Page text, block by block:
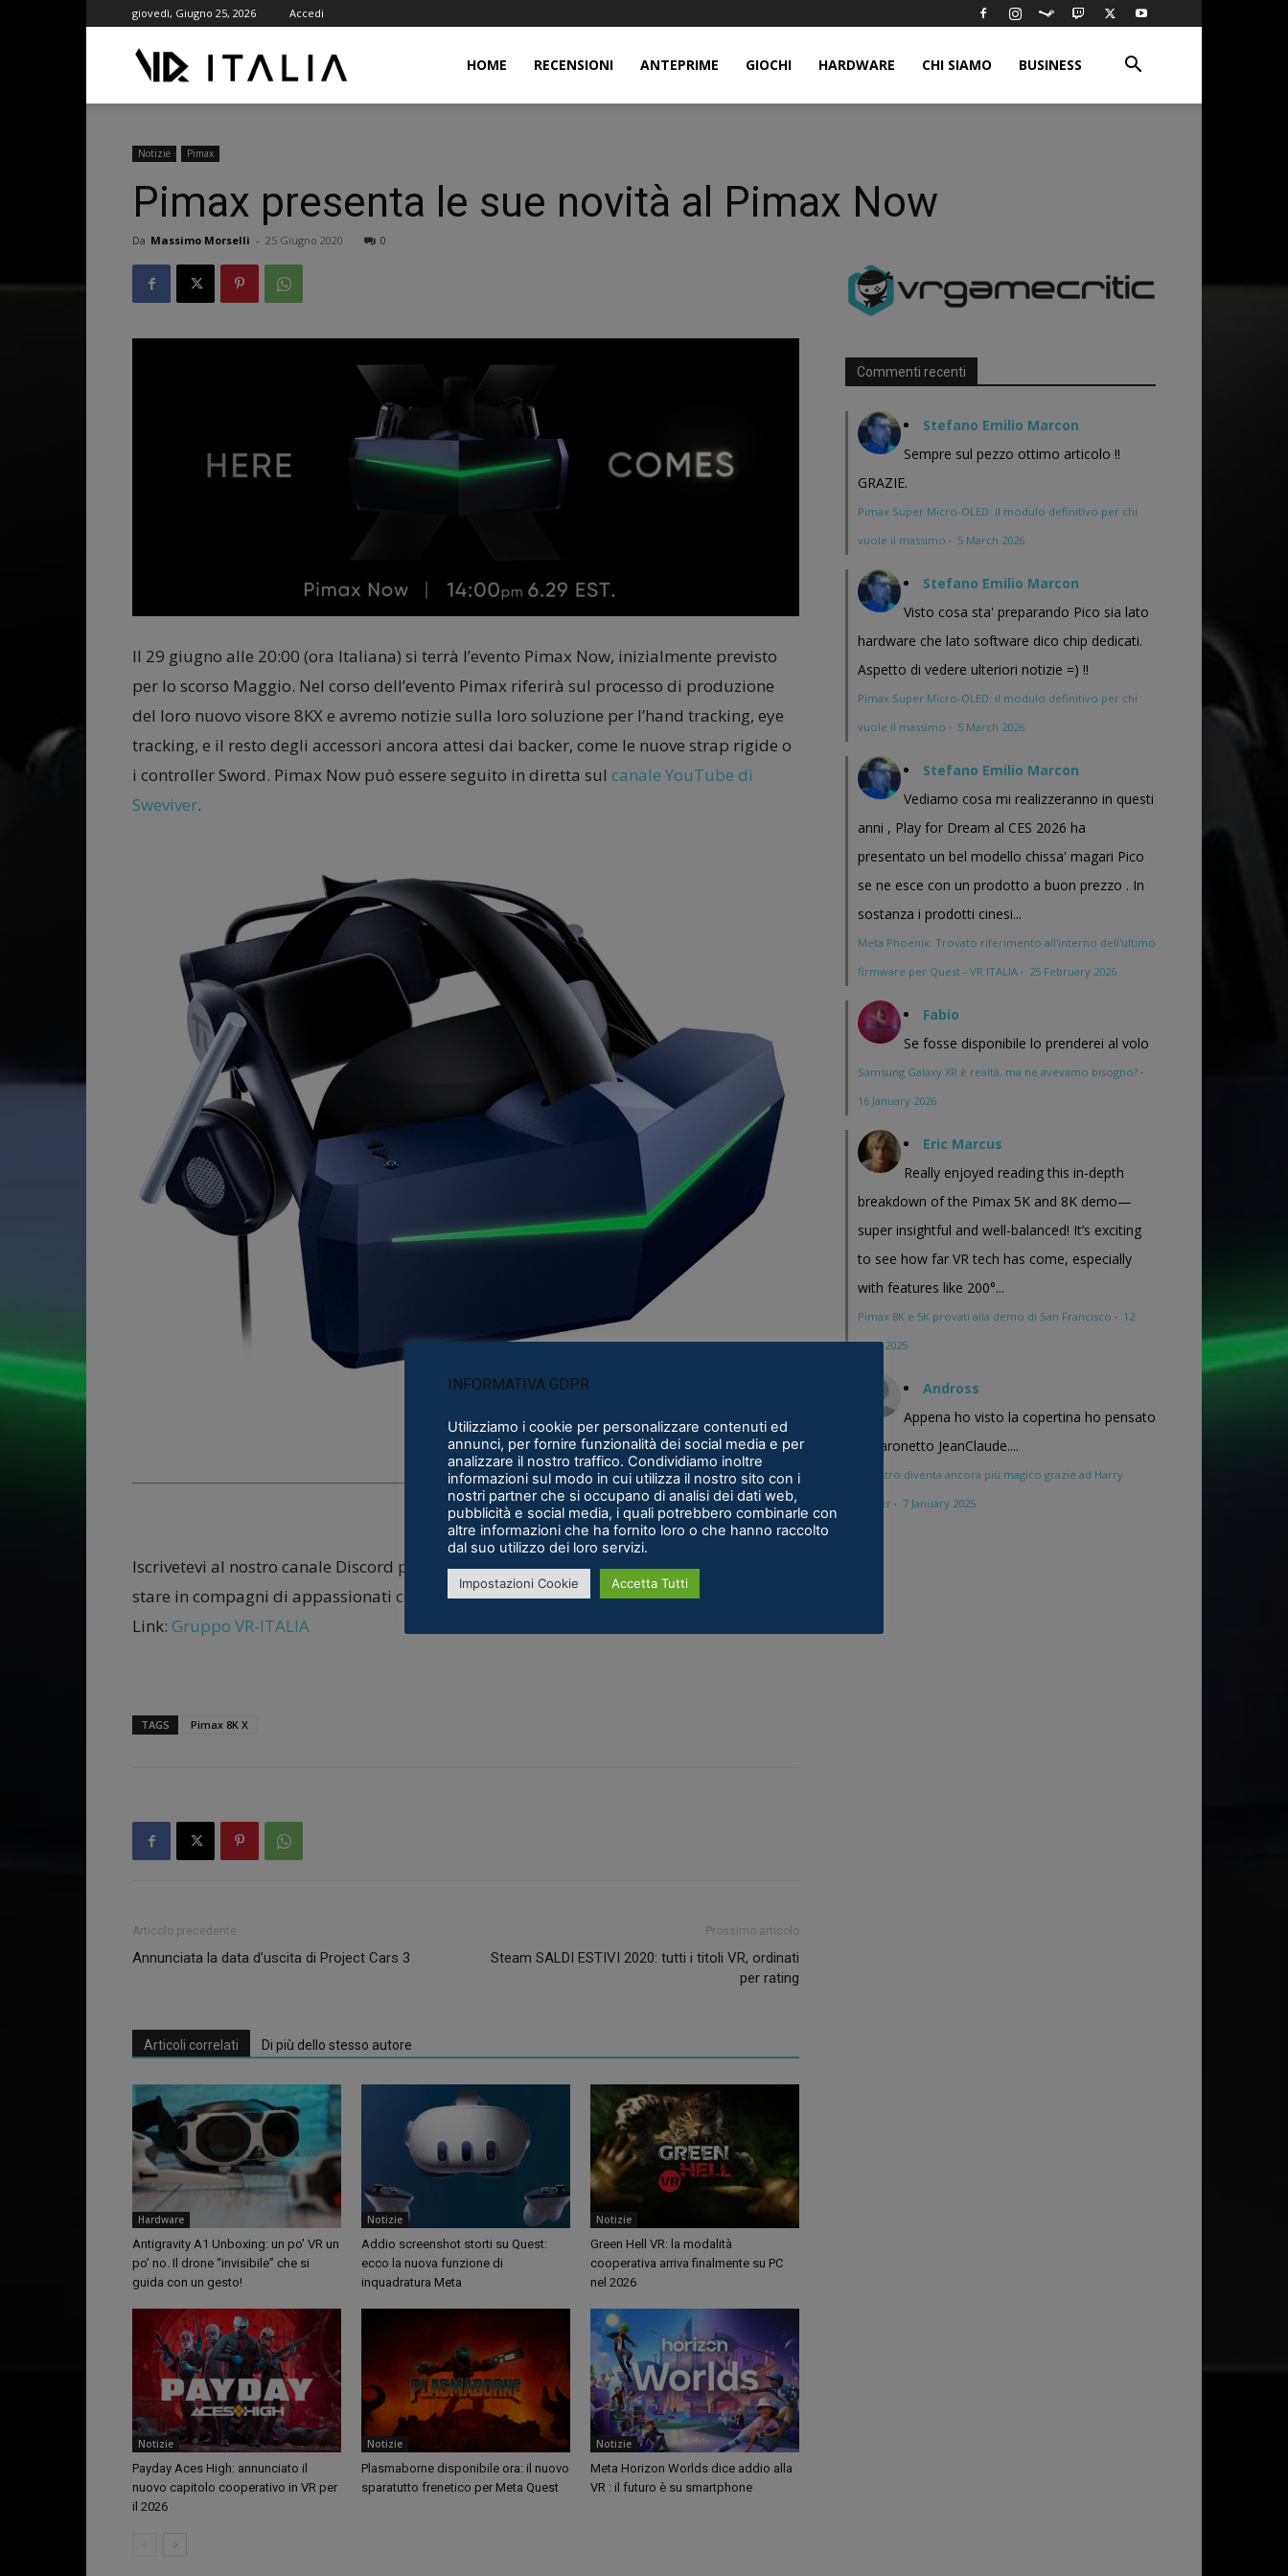
giovedì, Giugno 25, 2026 Accedi
HOME RECENSIONI ANTEPRIME GIOCHI HARDWARE CHI SIAMO BUSINESS
Notizie Pimax
Pimax presenta le sue novità al Pimax Now
Da Massimo Morselli - 25 Giugno 2020 0
Il 29 giugno alle 20:00 (ora Italiana) si terrà l’evento Pimax Now, inizialmente previsto
per lo scorso Maggio. Nel corso dell’evento Pimax riferirà sul processo di produzione
del loro nuovo visore 8KX e avremo notizie sulla loro soluzione per l’hand tracking, eye
tracking, e il resto degli accessori ancora attesi dai backer, come le nuove strap rigide o
i controller Sword. Pimax Now può essere seguito in diretta sul canale YouTube di
Sweviver.
Iscrivetevi al nostro canale Discord per restare sempre aggiornati sulle ultime novità e
stare in compagni di appassionati come voi!
Link: Gruppo VR-ITALIA
TAGS Pimax 8K X
Articolo precedente
Annunciata la data d’uscita di Project Cars 3
Prossimo articolo
Steam SALDI ESTIVI 2020: tutti i titoli VR, ordinati
per rating
Articoli correlati Di più dello stesso autore
Hardware
Antigravity A1 Unboxing: un po’ VR un
po’ no. Il drone “invisibile” che si
guida con un gesto!
Notizie
Addio screenshot storti su Quest:
ecco la nuova funzione di
inquadratura Meta
Notizie
Green Hell VR: la modalità
cooperativa arriva finalmente su PC
nel 2026
Notizie
Payday Aces High: annunciato il
nuovo capitolo cooperativo in VR per
il 2026
Notizie
Plasmaborne disponibile ora: il nuovo
sparatutto frenetico per Meta Quest
Notizie
Meta Horizon Worlds dice addio alla
VR : il futuro è su smartphone
Commenti recenti
Stefano Emilio Marcon
Sempre sul pezzo ottimo articolo !!
GRAZIE.
Pimax Super Micro-OLED: il modulo definitivo per chi
vuole il massimo · 5 March 2026
Stefano Emilio Marcon
Visto cosa sta' preparando Pico sia lato
hardware che lato software dico chip dedicati.
Aspetto di vedere ulteriori notizie =) !!
Pimax Super Micro-OLED: il modulo definitivo per chi
vuole il massimo · 5 March 2026
Stefano Emilio Marcon
Vediamo cosa mi realizzeranno in questi
anni , Play for Dream al CES 2026 ha
presentato un bel modello chissa' magari Pico
se ne esce con un prodotto a buon prezzo . In
sostanza i prodotti cinesi...
Meta Phoenix: Trovato riferimento all'interno dell'ultimo
firmware per Quest - VR ITALIA · 25 February 2026
Fabio
Se fosse disponibile lo prenderei al volo
Samsung Galaxy XR è realtà, ma ne avevamo bisogno? ·
16 January 2026
Eric Marcus
Really enjoyed reading this in-depth
breakdown of the Pimax 5K and 8K demo—
super insightful and well-balanced! It’s exciting
to see how far VR tech has come, especially
with features like 200°...
Pimax 8K e 5K provati alla demo di San Francisco · 12
April 2025
Andross
Appena ho visto la copertina ho pensato
al baronetto JeanClaude....
Maestro diventa ancora più magico grazie ad Harry
Potter · 7 January 2025
INFORMATIVA GDPR
Utilizziamo i cookie per personalizzare contenuti ed
annunci, per fornire funzionalità dei social media e per
analizzare il nostro traffico. Condividiamo inoltre
informazioni sul modo in cui utilizza il nostro sito con i
nostri partner che si occupano di analisi dei dati web,
pubblicità e social media, i quali potrebbero combinarle con
altre informazioni che ha fornito loro o che hanno raccolto
dal suo utilizzo dei loro servizi.
Impostazioni Cookie Accetta Tutti